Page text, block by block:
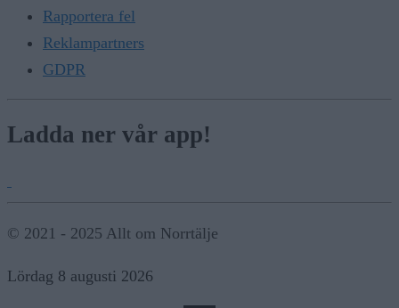
Rapportera fel
Reklampartners
GDPR
Ladda ner vår app!
© 2021 - 2025 Allt om Norrtälje
Lördag 8 augusti 2026